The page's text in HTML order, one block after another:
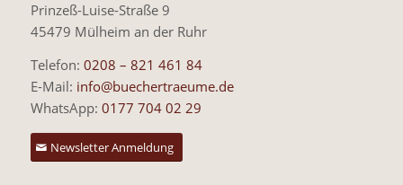
Prinzeß-Luise-Straße 9
45479 Mülheim an der Ruhr
Telefon: 0208 – 821 461 84
E-Mail: info@buechertraeume.de
WhatsApp: 0177 704 02 29
Newsletter Anmeldung